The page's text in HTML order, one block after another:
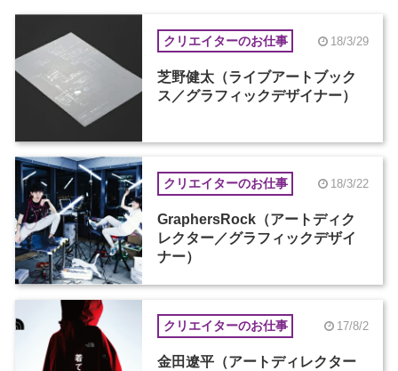
クリエイターのお仕事 18/3/29
芝野健太（ライブアートブック
ス／グラフィックデザイナー）
クリエイターのお仕事 18/3/22
GraphersRock（アートディク
レクター／グラフィックデザイ
ナー）
クリエイターのお仕事 17/8/2
金田遼平（アートディレクター